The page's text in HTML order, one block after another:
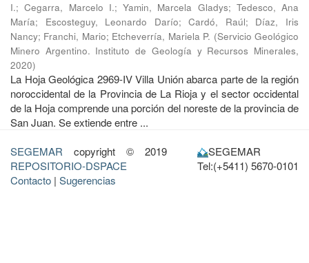
I.;Cegarra, Marcelo I.; Yamin, Marcela Gladys; Tedesco, Ana
María; Escosteguy, Leonardo Darío;Cardó, Raúl; Díaz, Iris
Nancy; Franchi, Mario; Etcheverría, Mariela P. (Servicio Geológico
Minero Argentino. Instituto de Geología y Recursos Minerales,
2020)
La Hoja Geológica 2969-IV Villa Unión abarca parte de la región
noroccidental de la Provincia de La Rioja y el sector occidental
de la Hoja comprende una porción del noreste de la provincia de
San Juan. Se extiende entre ...
SEGEMAR copyright © 2019
REPOSITORIO-DSPACE
Contacto | Sugerencias
SEGEMAR
Tel:(+5411) 5670-0101